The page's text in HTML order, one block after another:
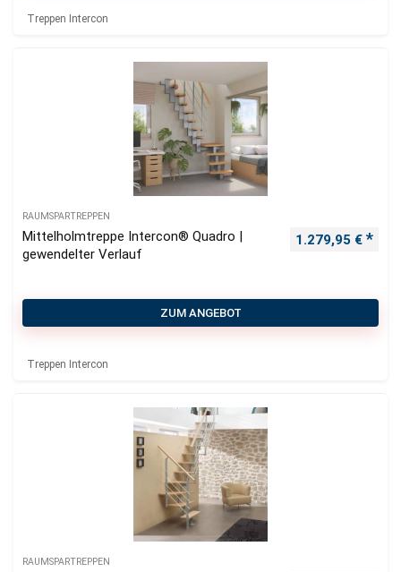
Treppen Intercon
RAUMSPARTREPPEN
Mittelholmtreppe Intercon® Quadro |
gewendelter Verlauf
1.279,95 €
ZUM ANGEBOT
Treppen Intercon
RAUMSPARTREPPEN